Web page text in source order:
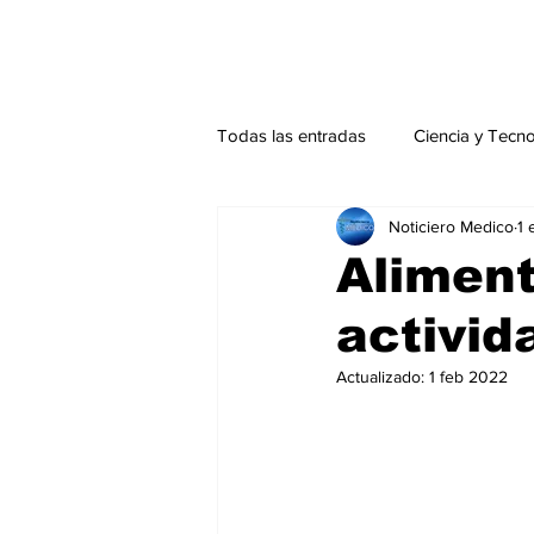
Todas las entradas Ciencia y
Actualidad Salud Mental
Endocrinología Actualidad
Noticiero Medico1
Actualizado: 1 feb 2022